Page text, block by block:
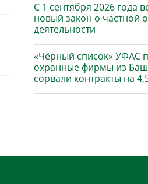
С 1 сентября 2026 года
новый закон о частной
деятельности
«Чёрный список» УФАС
охранные фирмы из
сорвали контракты на